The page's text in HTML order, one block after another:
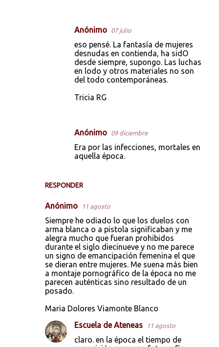
RESPONDER
Anónimo 07 julio
eso pensé. La fantasía de mujeres
desnudas en contienda, ha sidO
desde siempre, supongo. Las luchas
en lodo y otros materiales no son
del todo contemporáneas.
Tricia RG
Anónimo 09 diciembre
Era por las infecciones, mortales en
aquella época.
Anónimo 11 agosto
Siempre he odiado lo que los duelos con
arma blanca o a pistola significaban y me
alegra mucho que fueran prohibidos
durante el siglo diecinueve y no me parece
un signo de emancipación femenina el que
se dieran entre mujeres. Me suena más bien
a montaje pornográfico de la época no me
parecen auténticas sino resultado de un
posado.
Maria Dolores Viamonte Blanco
Escuela de Ateneas 11 agosto
claro. en la época el tiempo de